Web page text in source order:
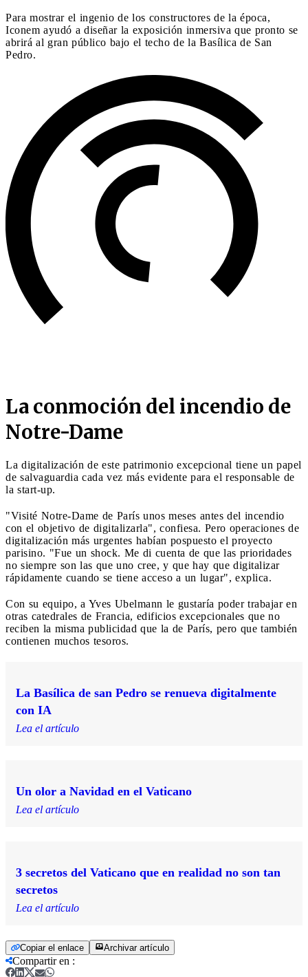
Para mostrar el ingenio de los constructores de la época,
Iconem ayudó a diseñar la exposición inmersiva que pronto se
abrirá al gran público bajo el techo de la Basílica de San
Pedro.
La conmoción del incendio de
Notre-Dame
La digitalización de este patrimonio excepcional tiene un papel
de salvaguardia cada vez más evidente para el responsable de
la start-up.
"Visité Notre-Dame de París unos meses antes del incendio
con el objetivo de digitalizarla", confiesa. Pero operaciones de
digitalización más urgentes habían pospuesto el proyecto
parisino. "Fue un shock. Me di cuenta de que las prioridades
no siempre son las que uno cree, y que hay que digitalizar
rápidamente cuando se tiene acceso a un lugar", explica.
Con su equipo, a Yves Ubelmann le gustaría poder trabajar en
otras catedrales de Francia, edificios excepcionales que no
reciben la misma publicidad que la de París, pero que también
contienen muchos tesoros.
La Basílica de san Pedro se renueva digitalmente
con IA
Lea el artículo
Un olor a Navidad en el Vaticano
Lea el artículo
3 secretos del Vaticano que en realidad no son tan
secretos
Lea el artículo
Copiar el enlace Archivar artículo
Compartir en :